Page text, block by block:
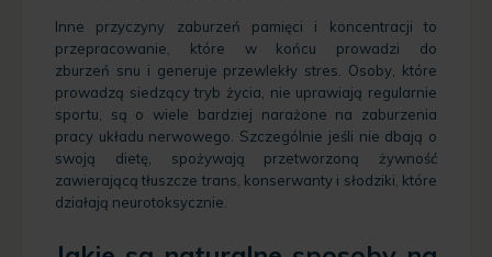
Inne przyczyny zaburzeń pamięci i koncentracji to
przepracowanie, które w końcu prowadzi do
zburzeń snu i generuje przewlekły stres. Osoby, które
prowadzą siedzący tryb życia, nie uprawiają regularnie
sportu, są o wiele bardziej narażone na zaburzenia
pracy układu nerwowego. Szczególnie jeśli nie dbają o
swoją dietę, spożywają przetworzoną żywność
zawierającą tłuszcze trans, konserwanty i słodziki, które
działają neurotoksycznie.